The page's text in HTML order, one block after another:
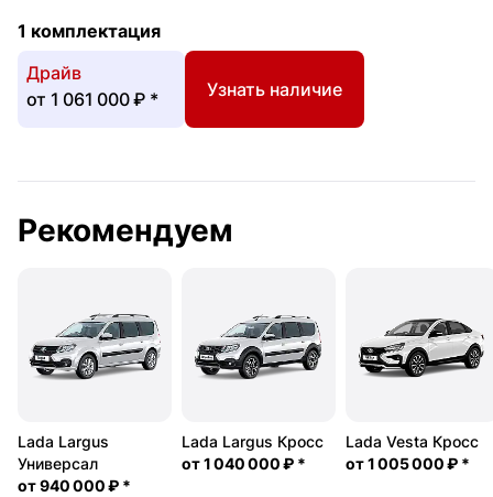
1 комплектация
Драйв
от 1 061 000 ₽ * Узнать наличие
Рекомендуем
Lada Largus
Универсал
от940 000 ₽ *
Lada Largus Кросс
от1 040 000 ₽ *
Lada Vesta Кросс
от1 005 000 ₽ *